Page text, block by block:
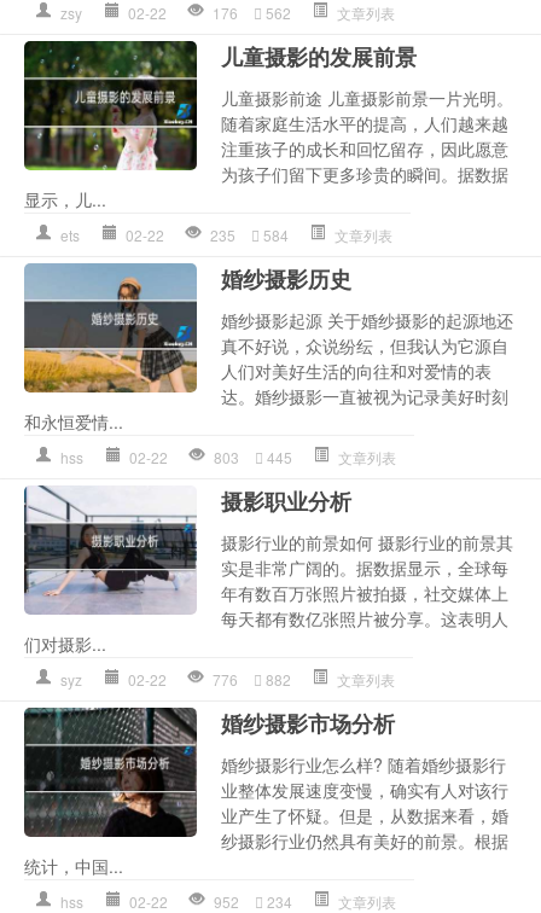
zsy 02-22 176 562 文章列表
儿童摄影的发展前景
儿童摄影前途 儿童摄影前景一片光明。
随着家庭生活水平的提高，人们越来越
注重孩子的成长和回忆留存，因此愿意
为孩子们留下更多珍贵的瞬间。据数据
显示，儿...
ets 02-22 235 584 文章列表
婚纱摄影历史
婚纱摄影起源 关于婚纱摄影的起源地还
真不好说，众说纷纭，但我认为它源自
人们对美好生活的向往和对爱情的表
达。婚纱摄影一直被视为记录美好时刻
和永恒爱情...
hss 02-22 803 445 文章列表
摄影职业分析
摄影行业的前景如何 摄影行业的前景其
实是非常广阔的。据数据显示，全球每
年有数百万张照片被拍摄，社交媒体上
每天都有数亿张照片被分享。这表明人
们对摄影...
syz 02-22 776 882 文章列表
婚纱摄影市场分析
婚纱摄影行业怎么样? 随着婚纱摄影行
业整体发展速度变慢，确实有人对该行
业产生了怀疑。但是，从数据来看，婚
纱摄影行业仍然具有美好的前景。根据
统计，中国...
hss 02-22 952 234 文章列表